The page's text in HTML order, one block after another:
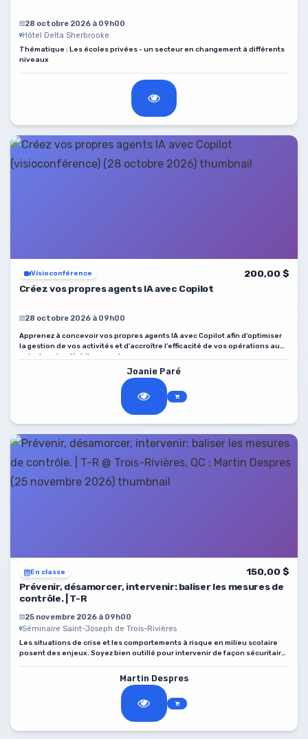
28 octobre 2026 à 09h00
Hôtel Delta Sherbrooke
Thématique : Les écoles privées - un secteur en changement à différents
niveaux
Visioconférence
200,00 $
Créez vos propres agents IA avec Copilot
28 octobre 2026 à 09h00
Apprenez à concevoir vos propres agents IA avec Copilot afin d’optimiser
la gestion de vos activités et d’accroître l’efficacité de vos opérations au
sein de votre établissement.
Joanie Paré
En classe
150,00 $
Prévenir, désamorcer, intervenir: baliser les mesures de
contrôle. | T-R
25 novembre 2026 à 09h00
Séminaire Saint-Joseph de Trois-Rivières
Les situations de crise et les comportements à risque en milieu scolaire
posent des enjeux. Soyez bien outillé pour intervenir de façon sécuritaire
Martin Despres